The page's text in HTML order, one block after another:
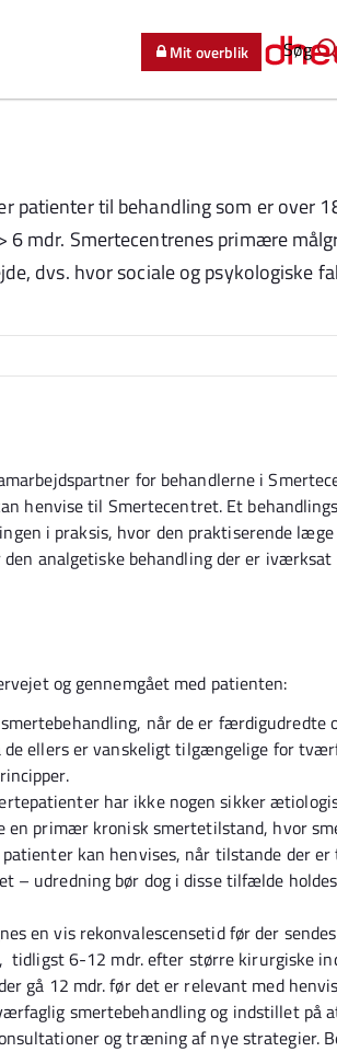
Søg
Mit overblik
patienter til behandling som er over
mdr. Smertecentrenes primære
dvs. hvor sociale og psykologiske
for behandlerne i
henvise til Smertecentret. Et
i praksis, hvor den praktiserende
analgetiske behandling der er
og gennemgået med patienten:
når de er færdigudredte
de ellers er vanskeligt tilgængelige for
har ikke nogen sikker
en primær kronisk smertetilstand, hvor
kan henvises, når tilstande der
– udredning bør dog i disse tilfælde
en vis rekonvalescensetid før der
tidligst 6-12 mdr. efter større kirurgiske
gå 12 mdr. før det er relevant med
smertebehandling og indstillet på
og træning af nye strategier.